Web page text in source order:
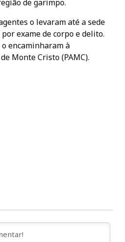
de garimpo.
o levaram até a sede
exame de corpo e delito.
encaminharam à
Monte Cristo (PAMC).